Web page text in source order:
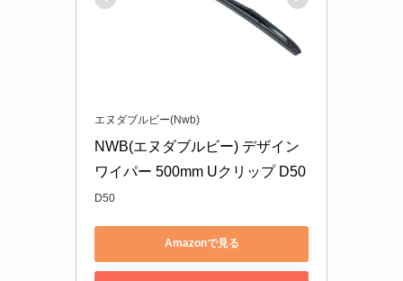
エヌダブルビー(Nwb)
NWB(エヌダブルビー) デザイン
ワイパー 500mm Uクリップ D50
D50
Amazonで見る